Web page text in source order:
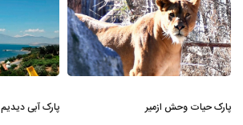
پارک حیات وحش ازمیر پارک آبی دیدیم